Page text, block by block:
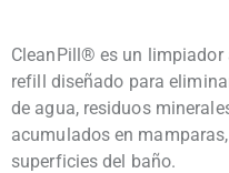
CleanPill® es un
refill diseñado para
de agua, residuos
acumulados en
superficies del baño.